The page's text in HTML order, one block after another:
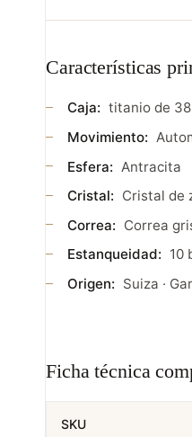
Características
Caja: titanio de 38
Movimiento:
Esfera: Antracita
Cristal: Cristal de
Correa: Correa
Estanqueidad: 10
Origen: Suiza ·
Ficha técnica
SKU